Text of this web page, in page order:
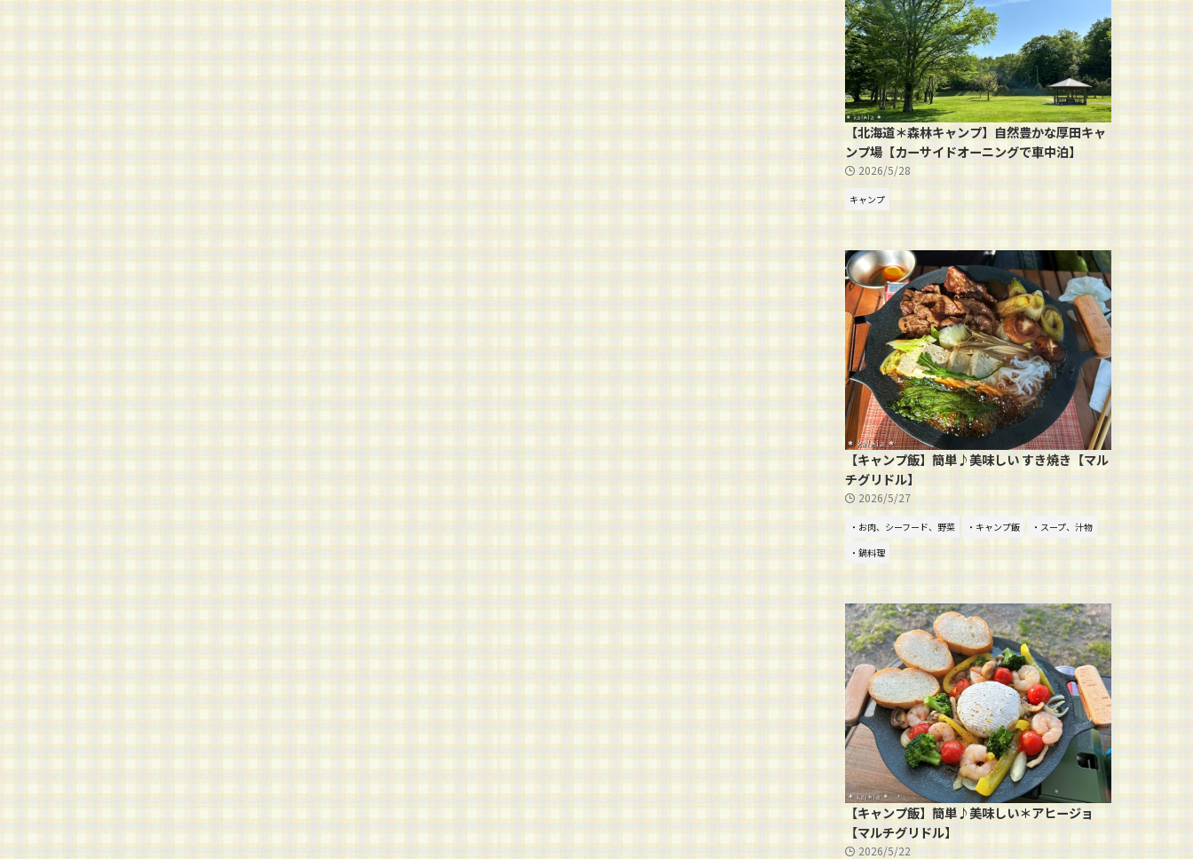
【北海道＊森林キャンプ】自然豊かな厚田キャ
ンプ場【カーサイドオーニングで車中泊】
2026/5/28
キャンプ
【キャンプ飯】簡単♪美味しい すき焼き【マル
チグリドル】
2026/5/27
・お肉、シーフード、野菜 ・キャンプ飯
・スープ、汁物
・鍋料理
【キャンプ飯】簡単♪美味しい＊アヒージョ
【マルチグリドル】
2026/5/22